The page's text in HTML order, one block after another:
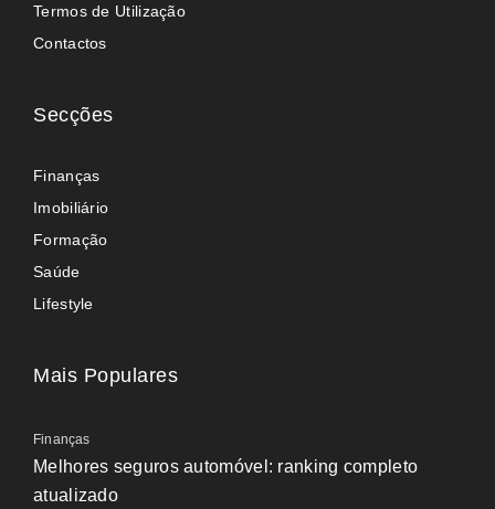
Termos de Utilização
Contactos
Secções
Finanças
Imobiliário
Formação
Saúde
Lifestyle
Mais Populares
Finanças
Melhores seguros automóvel: ranking completo
atualizado